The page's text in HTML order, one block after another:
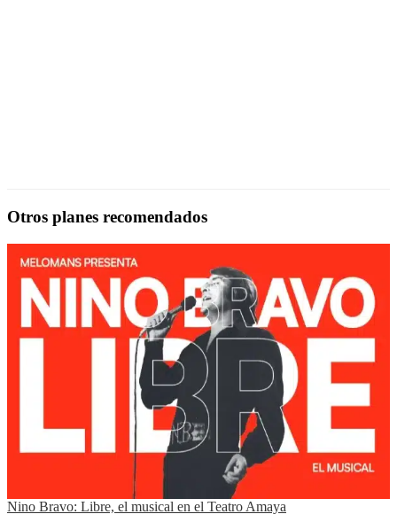
Otros planes recomendados
Nino Bravo: Libre, el musical en el Teatro Amaya